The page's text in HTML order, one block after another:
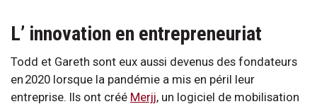
L’ innovation en entrepreneuriat
Todd et Gareth sont eux aussi devenus des fondateurs
en 2020 lorsque la pandémie a mis en péril leur
entreprise. Ils ont créé Merjj, un logiciel de mobilisation